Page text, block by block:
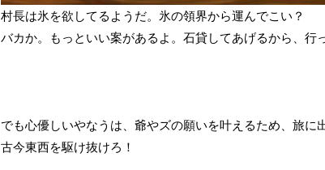
村長は氷を欲してるようだ。氷の領界から運んでこい？
バカか。もっといい案があるよ。石貸してあげるから、行
でも心優しいやなうは、爺やズの願いを叶えるため、旅に
古今東西を駆け抜けろ！